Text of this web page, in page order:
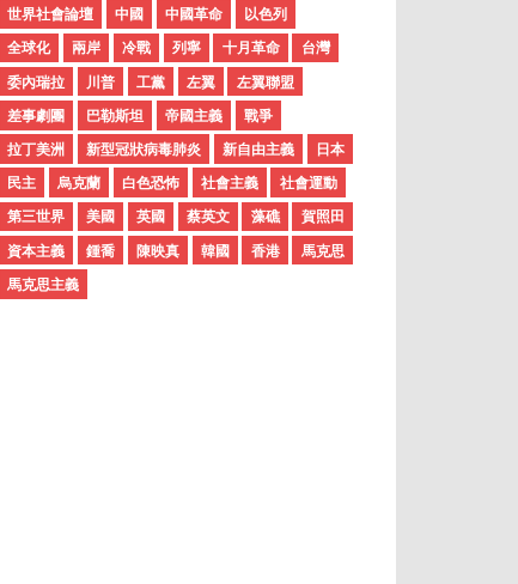
v
e
s
世界社會論壇
中國 中國革命
以色列
全球化
兩岸 冷戰 列寧 十月革命
台灣
委內瑞拉
川普 工黨 左翼
左翼聯盟
差事劇團
巴勒斯坦 帝國主義
戰爭
拉丁美洲
新型冠狀病毒肺炎 新自由主義
日本
民主
烏克蘭 白色恐怖 社會主義
社會運動
第三世界
美國 英國 蔡英文 藻礁
賀照田
資本主義
鍾喬 陳映真 韓國 香港
馬克思
馬克思主義